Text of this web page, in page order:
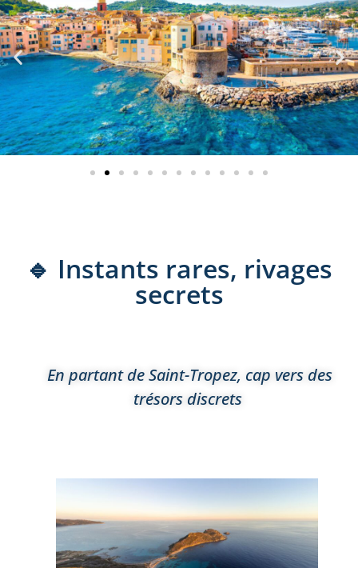
🔹 Instants rares, rivages
secrets
En partant de Saint-Tropez, cap vers des
trésors discrets